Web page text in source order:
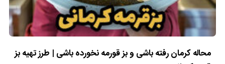
محاله کرمان رفته باشی و بز قورمه نخورده باشی | طرز تهیه بز